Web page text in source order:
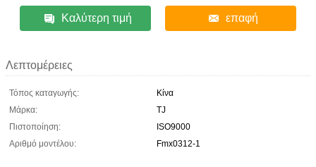
Καλύτερη τιμή επαφή
Λεπτομέρειες
Τόπος καταγωγής:
Κίνα
Μάρκα:
TJ
Πιστοποίηση:
ISO9000
Αριθμό μοντέλου:
Fmx0312-1